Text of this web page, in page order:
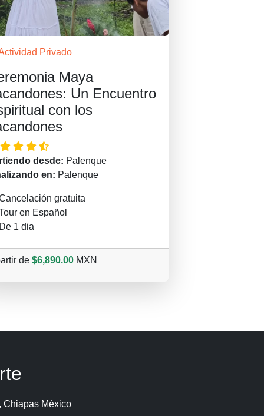
Privado
Maya
Un Encuentro
con los
desde: Palenque
en: Palenque
gratuita
en Español
1 dia
de $6,890.00 MXN
Chiapas México